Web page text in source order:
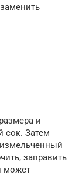
и
сок. Затем
заправить
может